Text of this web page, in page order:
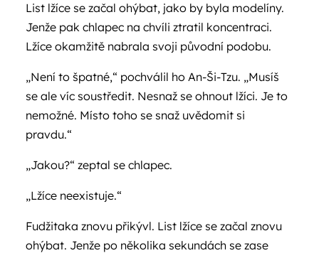
List lžíce se začal ohýbat, jako by byla modelíny.
Jenže pak chlapec na chvíli ztratil koncentraci.
Lžíce okamžitě nabrala svoji původní podobu.
„Není to špatné,“ pochválil ho An-Ši-Tzu. „Musíš
se ale víc soustředit. Nesnaž se ohnout lžíci. Je to
nemožné. Místo toho se snaž uvědomit si
pravdu.“
„Jakou?“ zeptal se chlapec.
„Lžíce neexistuje.“
Fudžitaka znovu přikývl. List lžíce se začal znovu
ohýbat. Jenže po několika sekundách se zase